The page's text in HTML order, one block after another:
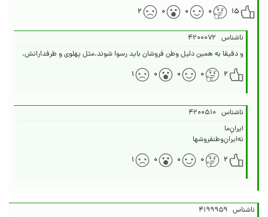
۱۵
۰ ۰ ۰ ۲
ناشناس ۴۲۰۰۰۷۲
و دقیقا به همین دلیل وطن فروشان باید رسوا شوند.مثل پهلوی و طرفدارانش.
۲
۰ ۰ ۰ ۱
ناشناس ۴۲۰۰۵۱۰
نه‌ایرانِ‌وطنفروشها
۲
۰ ۰ ۰ ۱
ناشناس ۴۱۹۹۹۵۹